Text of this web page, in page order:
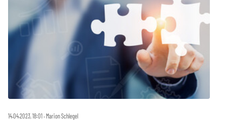
14.04.2023, 18:01 ‧ Marion Schlegel